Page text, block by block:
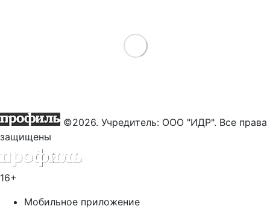
Load More
©2026. Учредитель: ООО "ИДР". Все права
защищены
16+
Мобильное приложение